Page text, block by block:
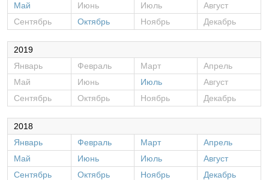
Май
Июнь Июль
Август
Сентябрь
Октябрь Ноябрь Декабрь
2019
Январь
Февраль Март
Апрель
Май
Июнь Июль
Август
Сентябрь
Октябрь Ноябрь Декабрь
2018
Январь
Февраль Март
Апрель
Май
Июнь Июль
Август
Сентябрь
Октябрь Ноябрь Декабрь